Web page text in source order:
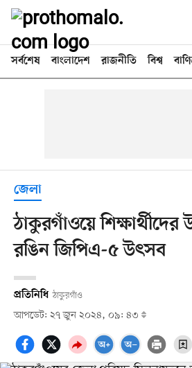
সর্বশেষ বাংলাদেশ রাজনীতি বিশ্ব
জেলা
ঠাকুরগাঁওয়ে শিক্ষার্থীদের
রঙিন জিপিএ-৫ উৎসব
প্রতিনিধি ঠাকুরগাঁও
আপডেট: ২৭ জুন ২০২৪, ০৯: ৪৩